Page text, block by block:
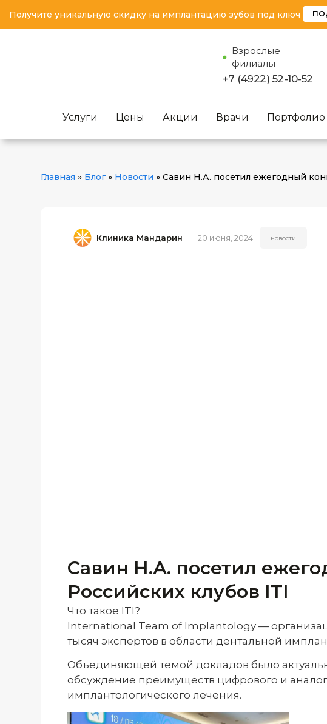
Получите уникальную скидку на имплантацию зубов под ключ
Взрослые
филиалы
+7 (4922) 52-10-52
Услуги Цены Акции Врачи Портфолио
Главная » Блог» Новости » Савин Н.А. посетил ежегодный
Клиника Мандарин 20 июня, 2024 НОВОСТИ
Савин Н.А. посетил
Российских клубов ITI
Что такое ITI?
International Team of Implantology —
тысяч экспертов в области дентальной
Объединяющей темой докладов было
обсуждение преимуществ цифрового и
имплантологического лечения.